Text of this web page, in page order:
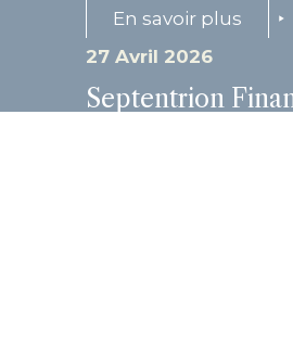
En savoir plus
27 Avril 2026
Septentrion